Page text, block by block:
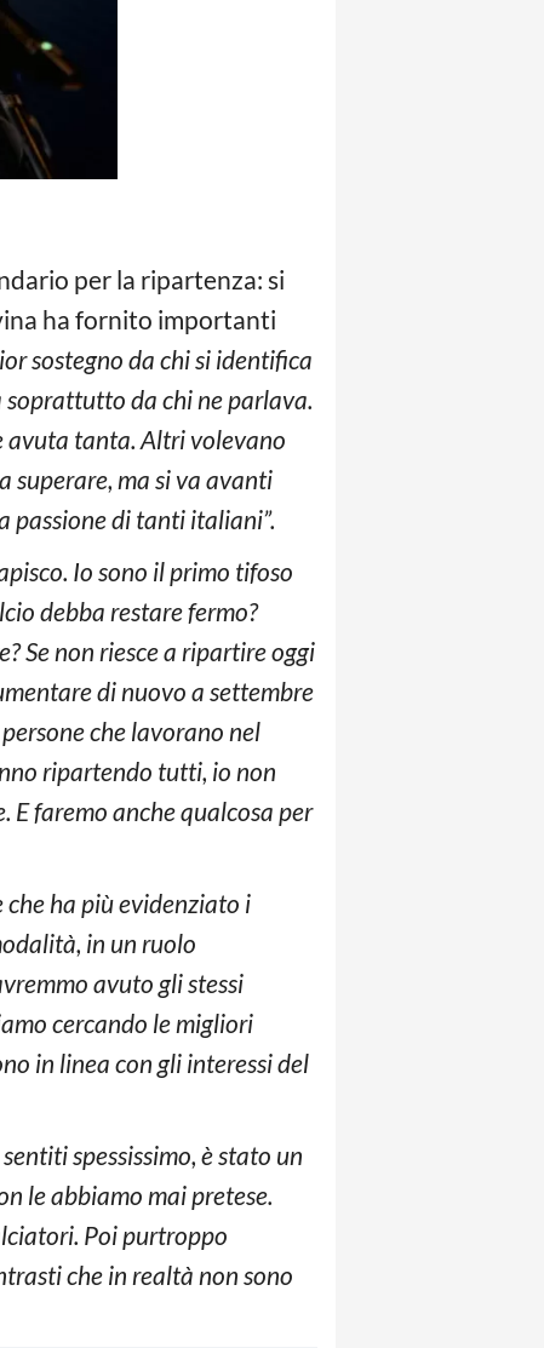
per la ripartenza: si
ha fornito importanti
sostegno da chi si identifica
soprattutto da chi ne parlava.
avuta tanta. Altri volevano
superare, ma si va avanti
passione di tanti italiani”.
Io sono il primo tifoso
debba restare fermo?
Se non riesce a ripartire oggi
di nuovo a settembre
che lavorano nel
ripartendo tutti, io non
E faremo anche qualcosa per
ha più evidenziato i
in un ruolo
avuto gli stessi
cercando le migliori
in linea con gli interessi del
spessissimo, è stato un
le abbiamo mai pretese.
Poi purtroppo
che in realtà non sono